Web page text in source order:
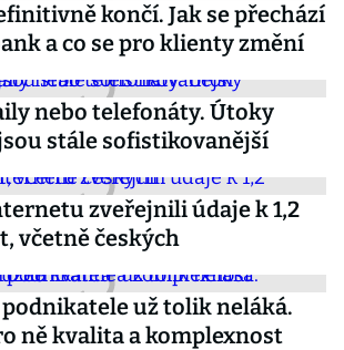
končí. Jak se přechází
a co se pro klienty změní
nebo telefonáty. Útoky
stále sofistikovanější
zveřejnili údaje k 1,2
včetně českých
už tolik neláká.
ně kvalita a komplexnost